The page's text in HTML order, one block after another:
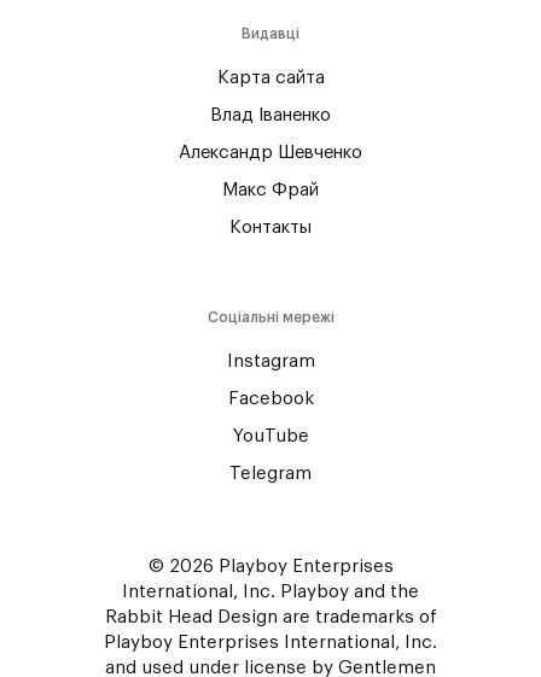
Видавці
Карта сайта
Влад Іваненко
Александр Шевченко
Макс Фрай
Контакты
Соціальні мережі
Instagram
Facebook
YouTube
Telegram
© 2026 Playboy Enterprises
International, Inc. Playboy and the
Rabbit Head Design are trademarks of
Playboy Enterprises International, Inc.
and used under license by Gentlemen